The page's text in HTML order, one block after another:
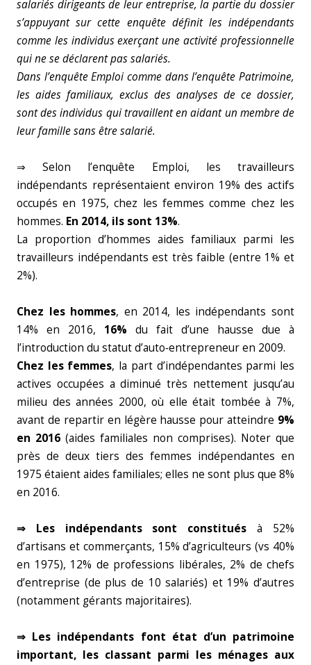
salariés dirigeants de leur entreprise, la partie du dossier
s’appuyant sur cette enquête définit les indépendants
comme les individus exerçant une activité professionnelle
qui ne se déclarent pas salariés.
Dans l’enquête Emploi comme dans l’enquête Patrimoine,
les aides familiaux, exclus des analyses de ce dossier,
sont des individus qui travaillent en aidant un membre de
leur famille sans être salarié.
⇒ Selon l’enquête Emploi, les travailleurs
indépendants représentaient environ 19% des actifs
occupés en 1975, chez les femmes comme chez les
hommes. En 2014, ils sont 13%.
La proportion d’hommes aides familiaux parmi les
travailleurs indépendants est très faible (entre 1% et
2%).
Chez les hommes, en 2014, les indépendants sont
14% en 2016, 16% du fait d’une hausse due à
l’introduction du statut d’auto‑entrepreneur en 2009.
Chez les femmes, la part d’indépendantes parmi les
actives occupées a diminué très nettement jusqu’au
milieu des années 2000, où elle était tombée à 7%,
avant de repartir en légère hausse pour atteindre 9%
en 2016 (aides familiales non comprises). Noter que
près de deux tiers des femmes indépendantes en
1975 étaient aides familiales; elles ne sont plus que 8%
en 2016.
⇒ Les indépendants sont constitués à 52%
d’artisans et commerçants, 15% d’agriculteurs (vs 40%
en 1975), 12% de professions libérales, 2% de chefs
d’entreprise (de plus de 10 salariés) et 19% d’autres
(notamment gérants majoritaires).
⇒ Les indépendants font état d’un patrimoine
important, les classant parmi les ménages aux